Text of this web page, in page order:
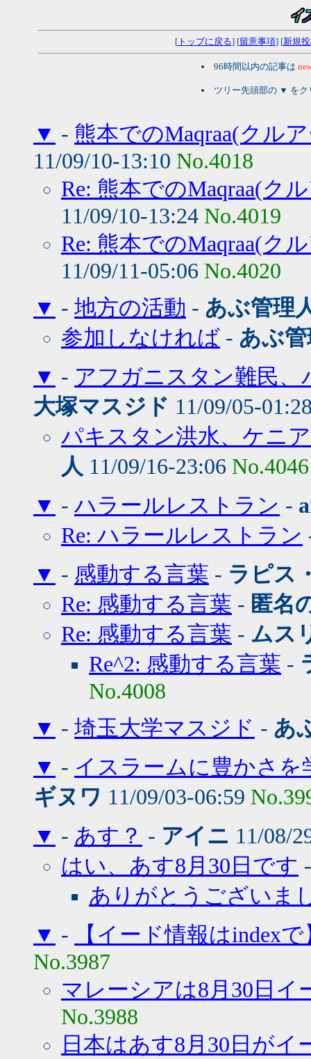
[トップに戻る] [留意事項] [新規
96時間以内の記事は
ツリー先頭部の ▼ をク
▼ - 熊本でのMaqraa(クル
11/09/10-13:10 No.4018
Re: 熊本でのMaqraa(ク
11/09/10-13:24 No.4019
Re: 熊本でのMaqraa(ク
11/09/11-05:06 No.4020
▼ - 地方の活動 - あぶ管理
参加しなければ - あぶ
▼ - アフガニスタン難民
大塚マスジド 11/09/05-
パキスタン洪水、ケニ
人 11/09/16-23:06 No.4046
▼ -ハラールレストラン -
Re: ハラールレストラン
▼ - 感動する言葉 - ラピス
Re: 感動する言葉 - 匿名
Re: 感動する言葉 - ムス
Re^2: 感動する言葉 -
No.4008
▼ - 埼玉大学マスジド - あ
▼ - イスラームに豊かさ
ギヌワ 11/09/03-06:59
▼ - あす？ - アイニ 11/08/
はい、あす8月30日です
ありがとうございま
▼ -
【イード情報はindexで
No.3987
マレーシアは8月30日イ
No.3988
日本はあす8月30日がイ